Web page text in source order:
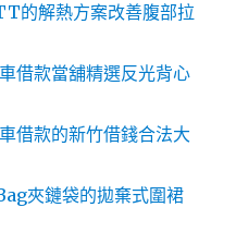
的解熱方案改善腹部拉
借款當舖精選反光背心
借款的新竹借錢合法大
夾鏈袋的拋棄式圍裙